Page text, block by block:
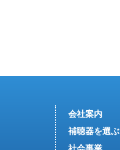
会社案内
補聴器を選ぶ